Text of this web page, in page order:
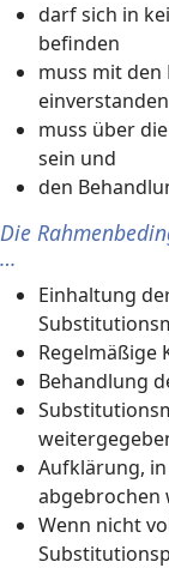
darf sich in
befinden
muss mit den
muss über
sein und
den
Die
…
Einhaltung
Regelmäßige
Behandlung
Aufklärung,
abgebrochen
Wenn nicht